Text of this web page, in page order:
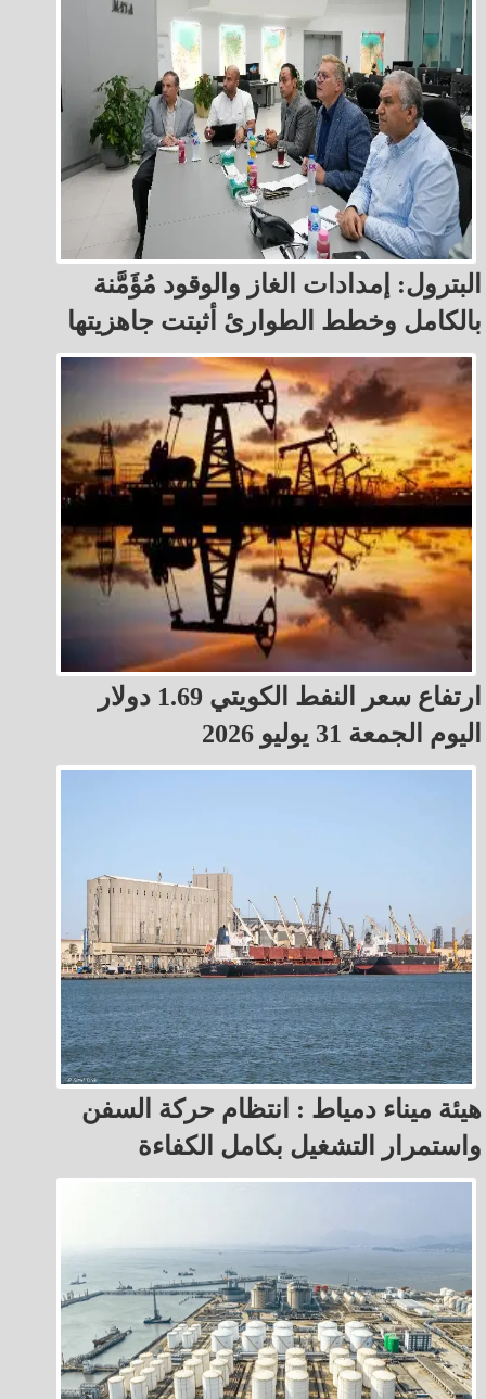
البترول: إمدادات الغاز والوقود مُؤَمَّنة
بالكامل وخطط الطوارئ أثبتت جاهزيتها
ارتفاع سعر النفط الكويتي 1.69 دولار
اليوم الجمعة 31 يوليو 2026
هيئة ميناء دمياط : انتظام حركة السفن
واستمرار التشغيل بكامل الكفاءة